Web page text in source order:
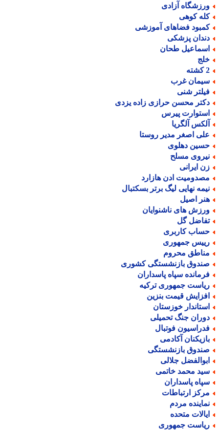
آزادی
کوهی
فضاهای آموزشی
پزشکی
طحان
غرب
شنی
محسن حرازی زاده یزدی
پیرس
آلگریا
اصغر مدیر روستا
دهلوی
مسلح
ایرانی
ادن هازارد
نهایی لیگ برتر بسکتبال
اصیل
های ناشنوایان
گل
کاربری
جمهوری
محروم
بازنشستگی کشوری
سپاه پاسداران
جمهوری ترکیه
قیمت بنزین
خوزستان
جنگ تحمیلی
فوتبال
آکادمی
بازنشستگی
جلالی
محمد خاتمی
پاسداران
ارتباطات
مردم
متحده
جمهوری